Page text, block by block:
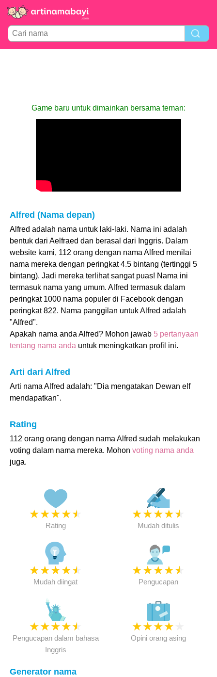
Game baru untuk dimainkan bersama teman:
Alfred (Nama depan)
Alfred adalah nama untuk laki-laki. Nama ini adalah
bentuk dari Aelfraed dan berasal dari Inggris. Dalam
website kami, 112 orang dengan nama Alfred menilai
nama mereka dengan peringkat 4.5 bintang (tertinggi 5
bintang). Jadi mereka terlihat sangat puas! Nama ini
termasuk nama yang umum. Alfred termasuk dalam
peringkat 1000 nama populer di Facebook dengan
peringkat 822. Nama panggilan untuk Alfred adalah
"Alfred".
Apakah nama anda Alfred? Mohon jawab 5 pertanyaan
tentang nama anda untuk meningkatkan profil ini.
Arti dari Alfred
Arti nama Alfred adalah: "Dia mengatakan Dewan elf
mendapatkan".
Rating
112 orang orang dengan nama Alfred sudah melakukan
voting dalam nama mereka. Mohon voting nama anda
juga.
★★★★★
Rating
★★★★★
Mudah ditulis
★★★★★
Mudah diingat
★★★★★
Pengucapan
★★★★★
Pengucapan dalam bahasa
Inggris
★★★★
Opini orang asing
Generator nama